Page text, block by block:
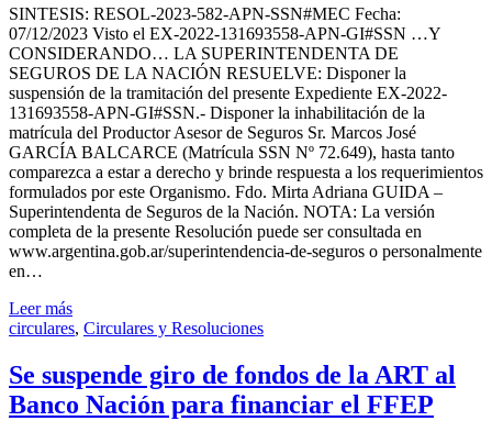
SINTESIS: RESOL-2023-582-APN-SSN#MEC Fecha:
07/12/2023 Visto el EX-2022-131693558-APN-GI#SSN …Y
CONSIDERANDO… LA SUPERINTENDENTA DE
SEGUROS DE LA NACIÓN RESUELVE: Disponer la
suspensión de la tramitación del presente Expediente EX-2022-
131693558-APN-GI#SSN.- Disponer la inhabilitación de la
matrícula del Productor Asesor de Seguros Sr. Marcos José
GARCÍA BALCARCE (Matrícula SSN Nº 72.649), hasta tanto
comparezca a estar a derecho y brinde respuesta a los requerimientos
formulados por este Organismo. Fdo. Mirta Adriana GUIDA –
Superintendenta de Seguros de la Nación. NOTA: La versión
completa de la presente Resolución puede ser consultada en
www.argentina.gob.ar/superintendencia-de-seguros o personalmente
en…
Leer más
circulares, Circulares y Resoluciones
Se suspende giro de fondos de la ART al
Banco Nación para financiar el FFEP